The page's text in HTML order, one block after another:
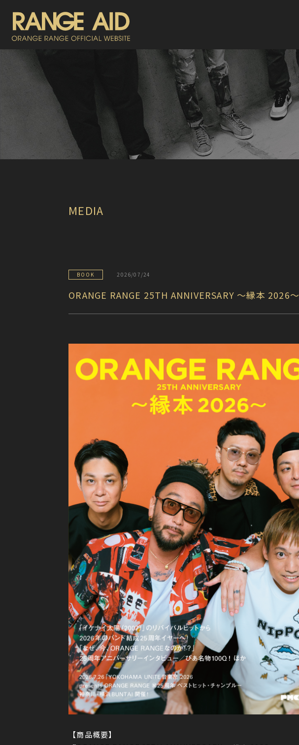
MEDIA
BOOK 2026/07/24
ORANGE RANGE 25TH ANNIVERSARY 〜縁本 2026〜
【商品概要】